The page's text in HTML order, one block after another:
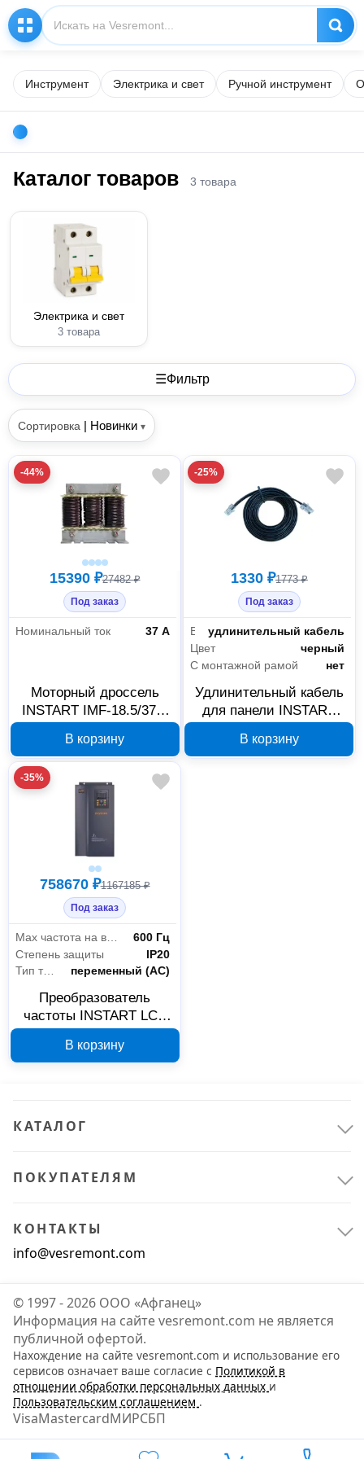
Инструмент Электрика и свет Ручной инструмент
Каталог товаров 3 товара
Электрика и свет
3 товара
☰Фильтр
Электрика и свет 3
Аксессуары и комплектующие
Приводная техника
Устройства электропитания
Сортировка | Новинки ▾
-44%
15390 ₽27482 ₽
Под заказ
Номинальный ток 37 А
Моторный дроссель
INSTART IMF-18.5/37-4
В корзину
-25%
1330 ₽1773 ₽
Под заказ
Видудлинительный кабель
Цвет
черный
С монтажной рамой
нет
Удлинительный кабель
для панели INSTART
В корзину
-35%
758670 ₽1167185 ₽
Под заказ
600 Гц
Степень защиты
IP20
Тип тока
переменный (AC)
Преобразователь
частоты INSTART LCI-
В IP20 92600
В корзину
КАТАЛОГ
ПОКУПАТЕЛЯМ
КОНТАКТЫ
info@vesremont.com
© 1997 - 2026 ООО «Афганец»
Информация на сайте vesremont.com не является
публичной офертой.
Нахождение на сайте vesremont.com и использование его
сервисов означает ваше согласие с Политикой в
отношении обработки персональных данных и
Пользовательским соглашением .
VisaMastercardМИРСБП